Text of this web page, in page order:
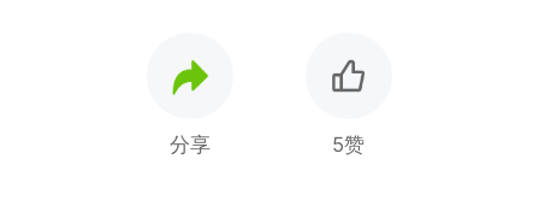
分享 5赞